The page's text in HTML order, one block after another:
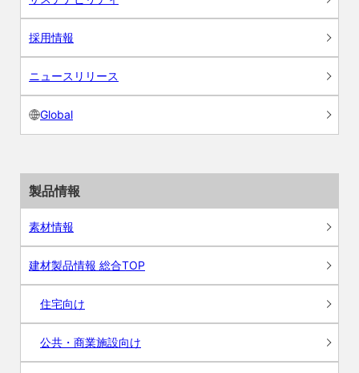
採用情報
ニュースリリース
Global
製品情報
素材情報
建材製品情報 総合TOP
住宅向け
公共・商業施設向け